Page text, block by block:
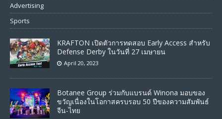
Advertising
Sports
KRAFTON เปิดตัวการทดสอบ Early Access สำหรับ
Defense Derby ในวันที่ 27 เมษายน
April 20, 2023
Botanee Group ร่วมกับแบรนด์ Winona มอบของ
ขวัญเนื่องในโอกาสครบรอบ 50 ปีของความสัมพันธ์
จีน-ไทย